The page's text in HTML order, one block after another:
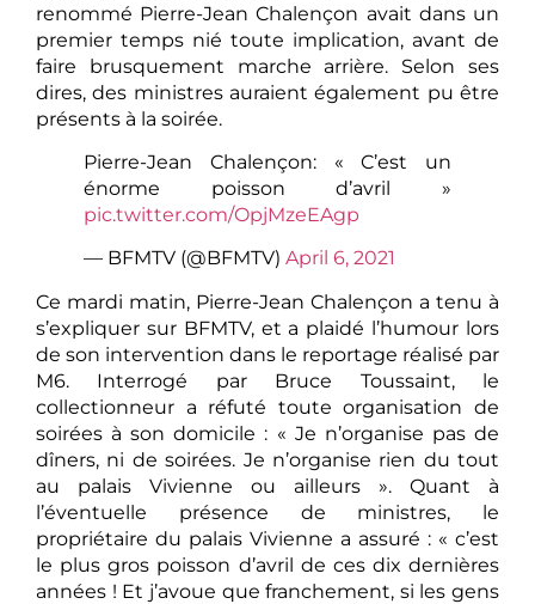
renommé Pierre-Jean Chalençon avait dans un
premier temps nié toute implication, avant de
faire brusquement marche arrière. Selon ses
dires, des ministres auraient également pu être
présents à la soirée.
Pierre-Jean Chalençon: « C’est un
énorme poisson d’avril »
pic.twitter.com/OpjMzeEAgp
— BFMTV (@BFMTV) April 6, 2021
Ce mardi matin, Pierre-Jean Chalençon a tenu à
s’expliquer sur BFMTV, et a plaidé l’humour lors
de son intervention dans le reportage réalisé par
M6. Interrogé par Bruce Toussaint, le
collectionneur a réfuté toute organisation de
soirées à son domicile : « Je n’organise pas de
dîners, ni de soirées. Je n’organise rien du tout
au palais Vivienne ou ailleurs ». Quant à
l’éventuelle présence de ministres, le
propriétaire du palais Vivienne a assuré : « c’est
le plus gros poisson d’avril de ces dix dernières
années ! Et j’avoue que franchement, si les gens